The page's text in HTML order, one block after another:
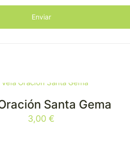
Santa Gema
3,00 €